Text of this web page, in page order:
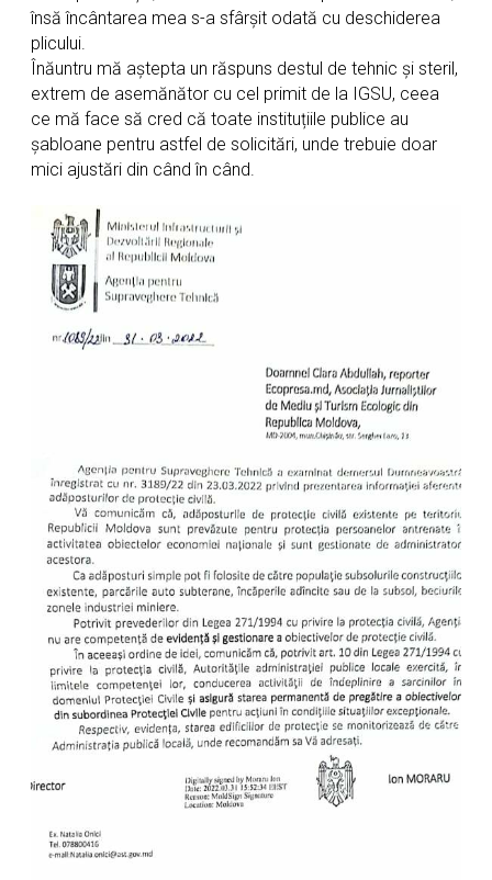
însă încântarea mea s-a sfârșit odată cu deschiderea
plicului.
Înăuntru mă aștepta un răspuns destul de tehnic și steril,
extrem de asemănător cu cel primit de la IGSU, ceea
ce mă face să cred că toate instituțiile publice au
șabloane pentru astfel de solicitări, unde trebuie doar
mici ajustări din când în când.